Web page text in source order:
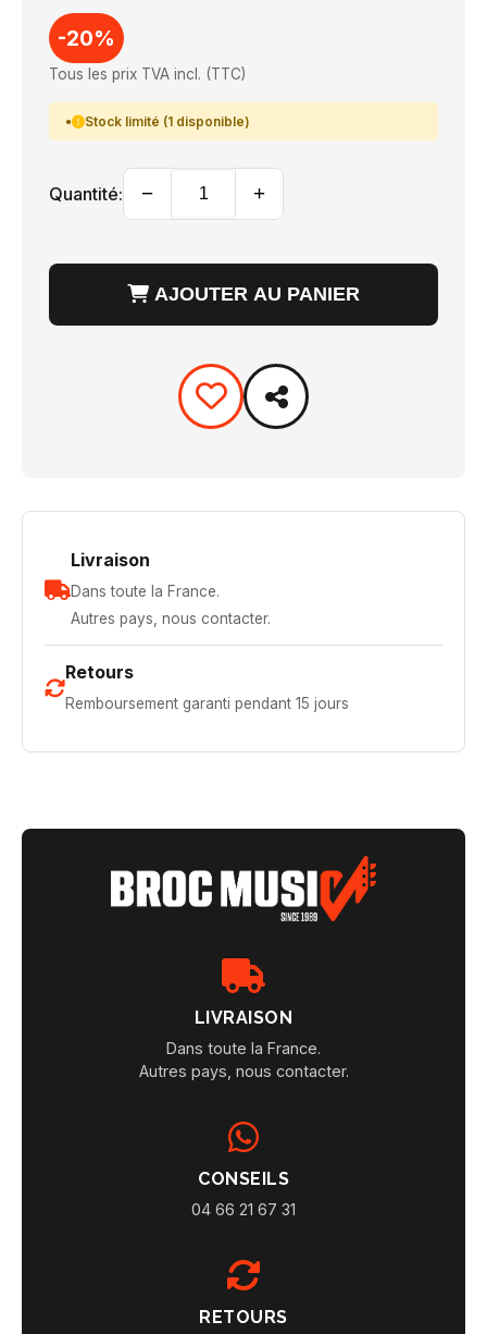
-20%
Tous les prix TVA incl. (TTC)
Stock limité (1 disponible)
Quantité: − +
AJOUTER AU PANIER
Livraison
Dans toute la France.
Autres pays, nous contacter.
Retours
Remboursement garanti pendant 15 jours
LIVRAISON
Dans toute la France.
Autres pays, nous contacter.
CONSEILS
04 66 21 67 31
RETOURS